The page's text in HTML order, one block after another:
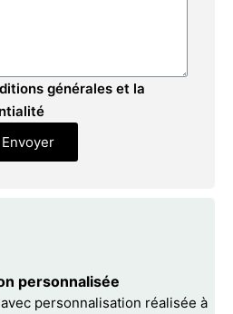
générales et la
Envoyer
personnalisée
personnalisation réalisée à